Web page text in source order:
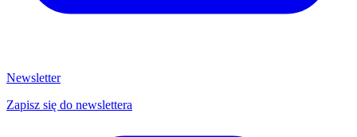
Newsletter
Zapisz się do newslettera